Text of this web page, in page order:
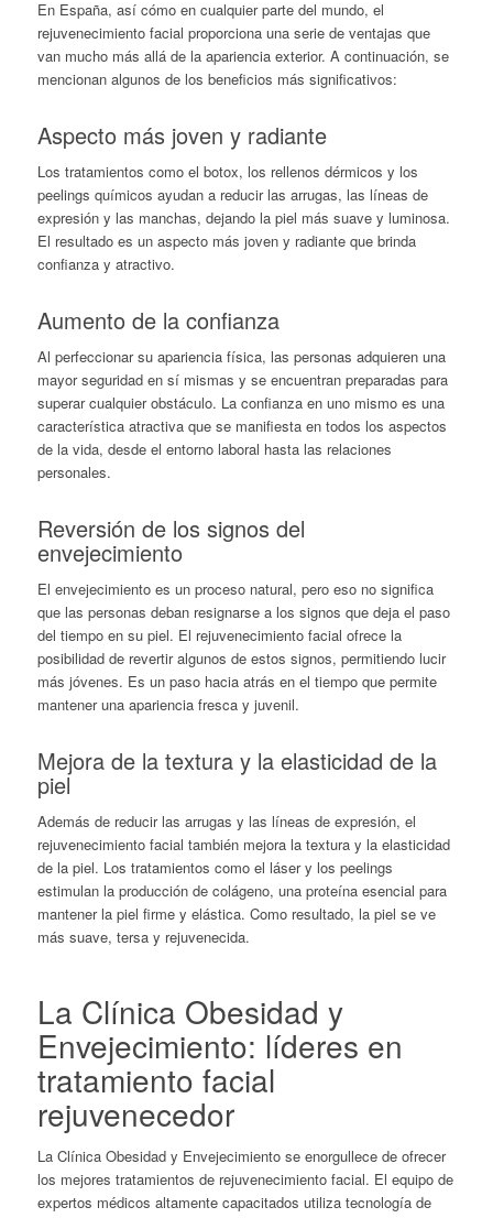
En España, así cómo en cualquier parte del mundo, el
rejuvenecimiento facial proporciona una serie de ventajas que
van mucho más allá de la apariencia exterior. A continuación, se
mencionan algunos de los beneficios más significativos:
Aspecto más joven y radiante
Los tratamientos como el botox, los rellenos dérmicos y los
peelings químicos ayudan a reducir las arrugas, las líneas de
expresión y las manchas, dejando la piel más suave y luminosa.
El resultado es un aspecto más joven y radiante que brinda
confianza y atractivo.
Aumento de la confianza
Al perfeccionar su apariencia física, las personas adquieren una
mayor seguridad en sí mismas y se encuentran preparadas para
superar cualquier obstáculo. La confianza en uno mismo es una
característica atractiva que se manifiesta en todos los aspectos
de la vida, desde el entorno laboral hasta las relaciones
personales.
Reversión de los signos del
envejecimiento
El envejecimiento es un proceso natural, pero eso no significa
que las personas deban resignarse a los signos que deja el paso
del tiempo en su piel. El rejuvenecimiento facial ofrece la
posibilidad de revertir algunos de estos signos, permitiendo lucir
más jóvenes. Es un paso hacia atrás en el tiempo que permite
mantener una apariencia fresca y juvenil.
Mejora de la textura y la elasticidad de la
piel
Además de reducir las arrugas y las líneas de expresión, el
rejuvenecimiento facial también mejora la textura y la elasticidad
de la piel. Los tratamientos como el láser y los peelings
estimulan la producción de colágeno, una proteína esencial para
mantener la piel firme y elástica. Como resultado, la piel se ve
más suave, tersa y rejuvenecida.
La Clínica Obesidad y
Envejecimiento: líderes en
tratamiento facial
rejuvenecedor
La Clínica Obesidad y Envejecimiento se enorgullece de ofrecer
los mejores tratamientos de rejuvenecimiento facial. El equipo de
expertos médicos altamente capacitados utiliza tecnología de